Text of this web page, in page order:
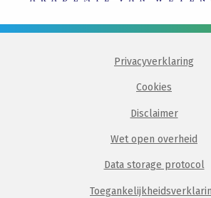
Privacyverklaring
Cookies
Disclaimer
Wet open overheid
Data storage protocol